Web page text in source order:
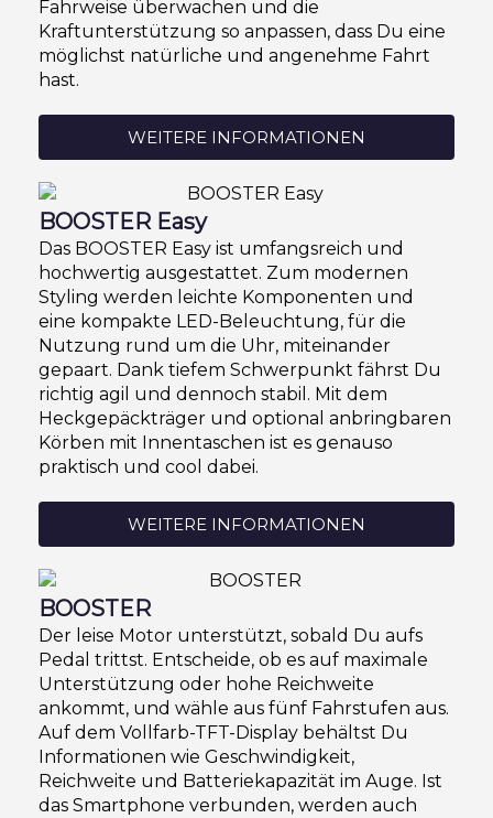
Fahrweise überwachen und die
Kraftunterstützung so anpassen, dass Du eine
möglichst natürliche und angenehme Fahrt
hast.
WEITERE INFORMATIONEN
BOOSTER Easy
Das BOOSTER Easy ist umfangsreich und
hochwertig ausgestattet. Zum modernen
Styling werden leichte Komponenten und
eine kompakte LED-Beleuchtung, für die
Nutzung rund um die Uhr, miteinander
gepaart. Dank tiefem Schwerpunkt fährst Du
richtig agil und dennoch stabil. Mit dem
Heckgepäckträger und optional anbringbaren
Körben mit Innentaschen ist es genauso
praktisch und cool dabei.
WEITERE INFORMATIONEN
BOOSTER
Der leise Motor unterstützt, sobald Du aufs
Pedal trittst. Entscheide, ob es auf maximale
Unterstützung oder hohe Reichweite
ankommt, und wähle aus fünf Fahrstufen aus.
Auf dem Vollfarb-TFT-Display behältst Du
Informationen wie Geschwindigkeit,
Reichweite und Batteriekapazität im Auge. Ist
das Smartphone verbunden, werden auch